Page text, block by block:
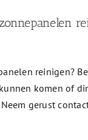
reinigen?
komen of
gerust